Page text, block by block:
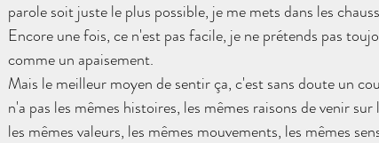
parole soit juste le plus possible, je me mets dans les
Encore une fois, ce n'est pas facile, je ne prétends pas
comme un apaisement.
Mais le meilleur moyen de sentir ça, c'est sans doute un
n'a pas les mêmes histoires, les mêmes raisons de venir
les mêmes valeurs, les mêmes mouvements, les mêmes